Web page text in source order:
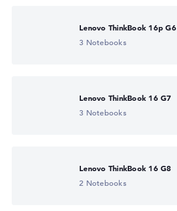
Lenovo ThinkBook 16p G6
3 Notebooks
Lenovo ThinkBook 16 G7
3 Notebooks
Lenovo ThinkBook 16 G8
2 Notebooks